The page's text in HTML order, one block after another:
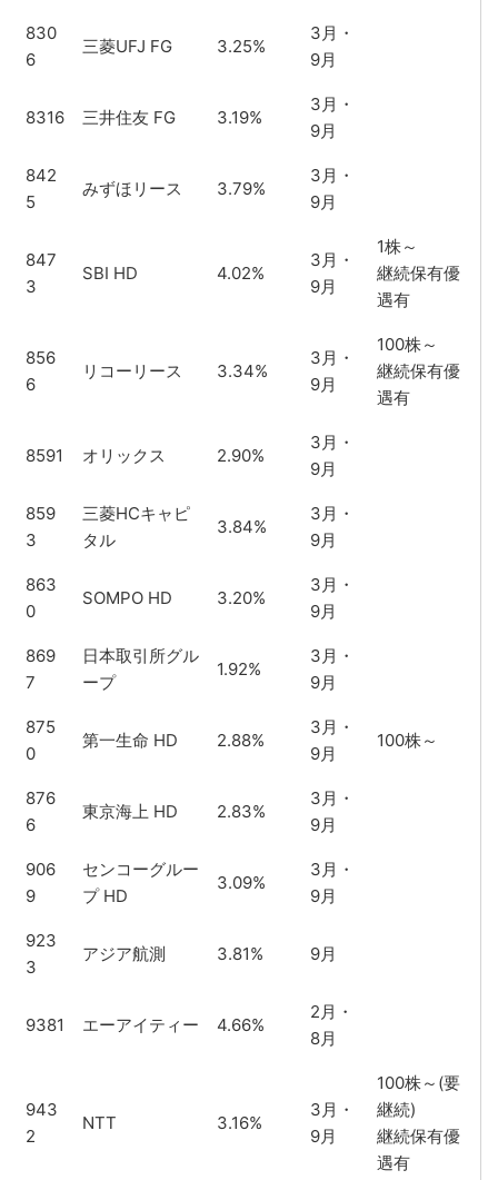
830
6
三菱UFJ FG 3.25%
3月・
9月
8316 三井住友 FG 3.19%
3月・
9月
842
5
みずほリース 3.79%
3月・
9月
847
3
SBI HD 4.02%
3月・
9月
1株～
継続保有優
遇有
856
6
リコーリース 3.34%
3月・
9月
100株～
継続保有優
遇有
8591 オリックス 2.90%
3月・
9月
859
3
三菱HCキャピ
タル
3.84%
3月・
9月
863
0
SOMPO HD 3.20%
3月・
9月
869
7
日本取引所グル
ープ
1.92%
3月・
9月
875
0
第一生命 HD 2.88%
3月・
9月
100株～
876
6
東京海上 HD 2.83%
3月・
9月
906
9
センコーグルー
プ HD
3.09%
3月・
9月
923
3
アジア航測 3.81% 9月
9381 エーアイティー 4.66%
2月・
8月
943
2
NTT 3.16%
3月・
9月
100株～(要
継続)
継続保有優
遇有